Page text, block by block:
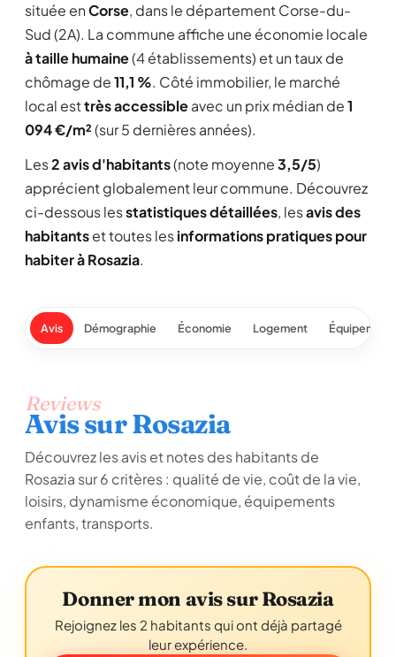
située enCorse, dans le département Corse-du-
Sud (2A). La commune affiche une économie locale
à taille humaine(4 établissements) et un taux de
chômage de11,1 %. Côté immobilier, le marché
local esttrès accessibleavec un prix médian de1
094 €/m²(sur 5 dernières années).
Les2 avis d'habitants(note moyenne3,5/5)
apprécient globalement leur commune. Découvrez
ci-dessous lesstatistiques détaillées, lesavis des
habitantset toutes lesinformations pratiques pour
habiter à Rosazia.
Avis Démographie Économie Logement
Reviews
Avis sur Rosazia
Découvrez les avis et notes des habitants de
Rosazia sur 6 critères : qualité de vie, coût de la vie,
loisirs, dynamisme économique, équipements
enfants, transports.
Donner mon avis sur Rosazia
Rejoignez les 2 habitants qui ont déjà partagé
leur expérience.